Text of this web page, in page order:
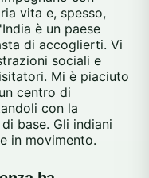
vita e, spesso,
è un paese
di accoglierti. Vi
sociali e
Mi è piaciuto
centro di
con la
base. Gli indiani
in movimento.